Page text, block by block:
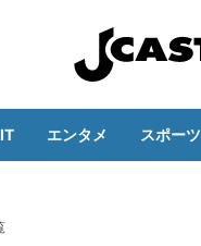
IT エンタメ スポーツ